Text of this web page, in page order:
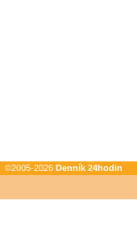
©2005-2026 Denník 24hodin